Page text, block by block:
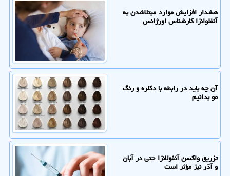
هشدار افزایش موارد مبتلاشدن به
آنفلوانزا کارشناس اورژانس
آن چه باید در رابطه با دکلره و رنگ
مو بدانیم
تزریق واکسن آنفولانزا حتی در آبان
و آذر نیز مؤثر است